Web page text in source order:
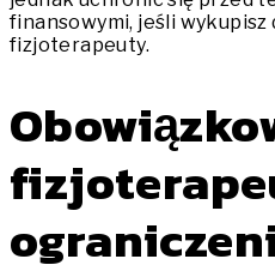
finansowymi, jeśli wykupisz
fizjoterapeuty.